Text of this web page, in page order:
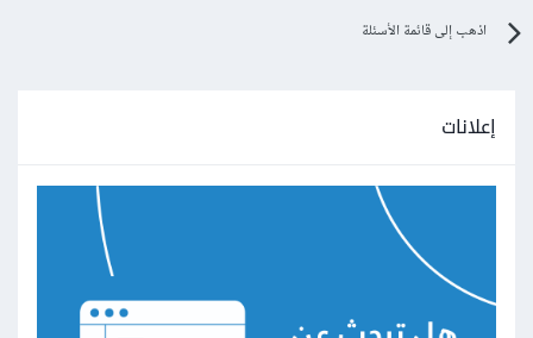
اذهب إلى قائمة الأسئلة
إعلانات